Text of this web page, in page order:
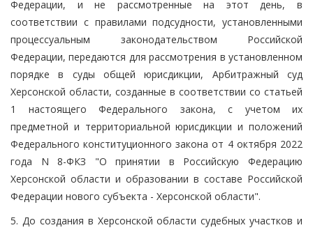
Федерации, и не рассмотренные на этот день, в
соответствии с правилами подсудности, установленными
процессуальным законодательством Российской
Федерации, передаются для рассмотрения в установленном
порядке в суды общей юрисдикции, Арбитражный суд
Херсонской области, созданные в соответствии со статьей
1 настоящего Федерального закона, с учетом их
предметной и территориальной юрисдикции и положений
Федерального конституционного закона от 4 октября 2022
года N 8-ФКЗ "О принятии в Российскую Федерацию
Херсонской области и образовании в составе Российской
Федерации нового субъекта - Херсонской области".
5. До создания в Херсонской области судебных участков и